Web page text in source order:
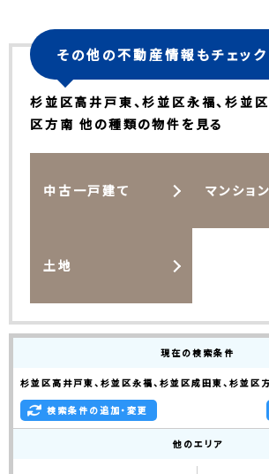
その他の不動産情報もチェック
杉並区高井戸東、杉並区永福、杉並
区方南 他の種類の物件を見る
中古一戸建て マンション
土地
現在の検索条件
杉並区高井戸東、杉並区永福、杉並区成田東、杉並区
検索条件の追加・変更
他のエリア